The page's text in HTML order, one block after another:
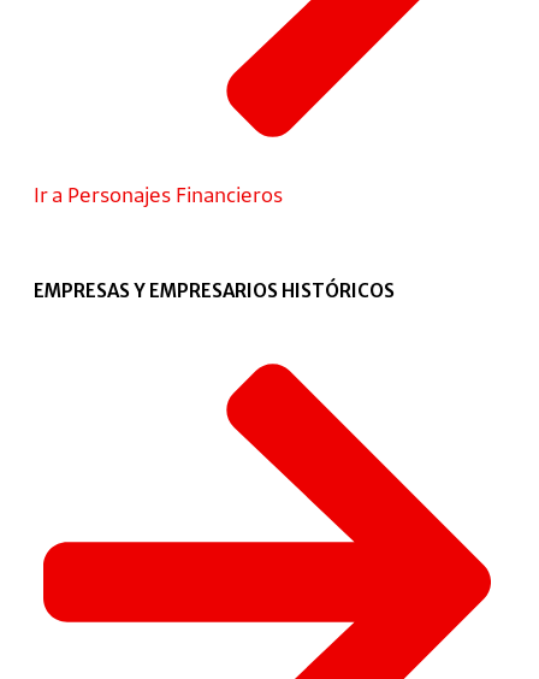
Ir a Personajes Financieros
EMPRESAS Y EMPRESARIOS HISTÓRICOS